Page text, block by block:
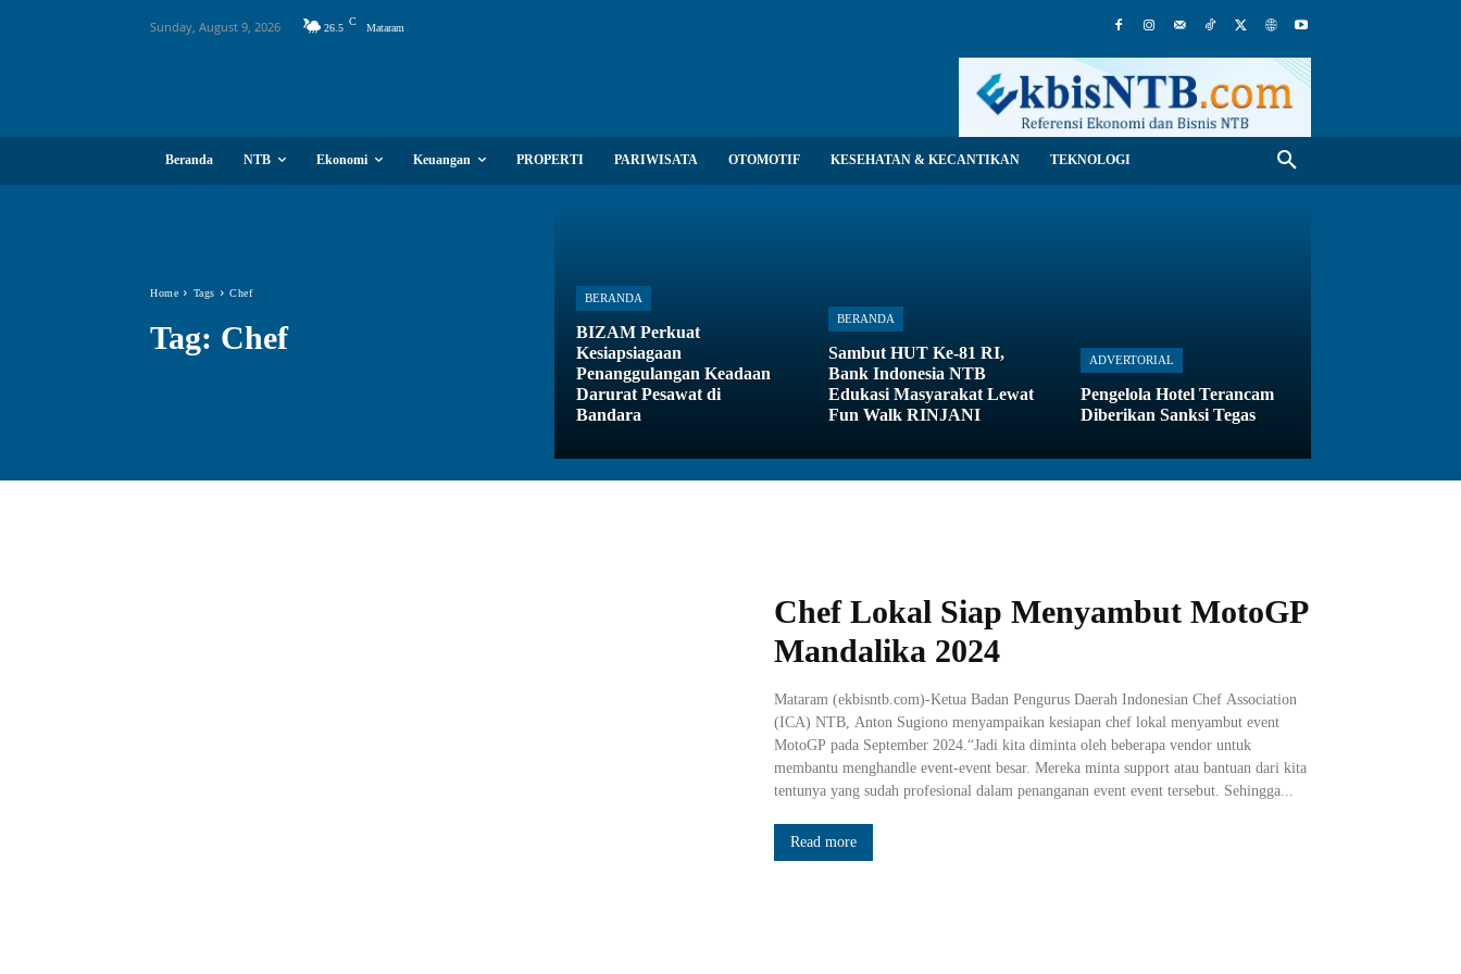
Sunday, August 9, 2026 26.5
C
Mataram
Beranda NTB Ekonomi Keuangan PROPERTI PARIWISATA OTOMOTIF KESEHATAN & KECANTIKAN TEKNOLOGI
Home Tags Chef
Tag: Chef
BERANDA
BIZAM Perkuat
Kesiapsiagaan
Penanggulangan Keadaan
Darurat Pesawat di
Bandara
BERANDA
Sambut HUT Ke-81 RI,
Bank Indonesia NTB
Edukasi Masyarakat Lewat
Fun Walk RINJANI
ADVERTORIAL
Pengelola Hotel Terancam
Diberikan Sanksi Tegas
Chef Lokal Siap Menyambut MotoGP
Mandalika 2024
Mataram (ekbisntb.com)-Ketua Badan Pengurus Daerah Indonesian Chef Association
(ICA) NTB, Anton Sugiono menyampaikan kesiapan chef lokal menyambut event
MotoGP pada September 2024.“Jadi kita diminta oleh beberapa vendor untuk
membantu menghandle event-event besar. Mereka minta support atau bantuan dari kita
tentunya yang sudah profesional dalam penanganan event event tersebut. Sehingga...
Read more